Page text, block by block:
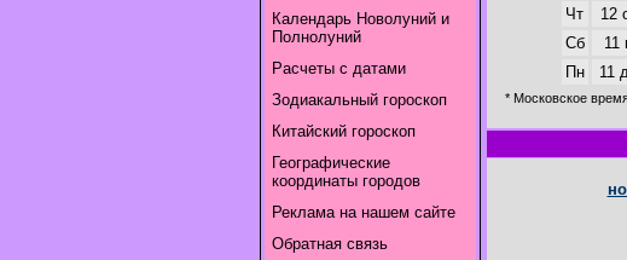
Календарь Новолуний и
Полнолуний
Расчеты с датами
Зодиакальный гороскоп
Китайский гороскоп
Географические
координаты городов
Реклама на нашем сайте
Обратная связь
Чт
12
Сб
11
Пн
11
* Московское